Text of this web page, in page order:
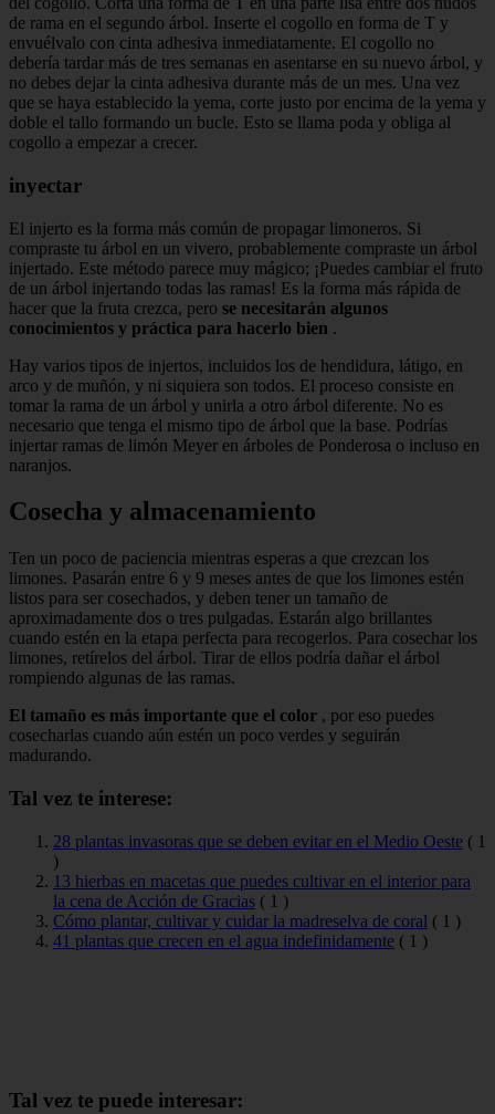
de rama en el segundo árbol. Inserte el cogollo en forma de T y
envuélvalo con cinta adhesiva inmediatamente. El cogollo no
debería tardar más de tres semanas en asentarse en su nuevo árbol, y
no debes dejar la cinta adhesiva durante más de un mes. Una vez
que se haya establecido la yema, corte justo por encima de la yema y
doble el tallo formando un bucle. Esto se llama poda y obliga al
cogollo a empezar a crecer.
inyectar
El injerto es la forma más común de propagar limoneros. Si
compraste tu árbol en un vivero, probablemente compraste un árbol
injertado. Este método parece muy mágico; ¡Puedes cambiar el fruto
de un árbol injertando todas las ramas! Es la forma más rápida de
hacer que la fruta crezca, pero se necesitarán algunos
conocimientos y práctica para hacerlo bien .
Hay varios tipos de injertos, incluidos los de hendidura, látigo, en
arco y de muñón, y ni siquiera son todos. El proceso consiste en
tomar la rama de un árbol y unirla a otro árbol diferente. No es
necesario que tenga el mismo tipo de árbol que la base. Podrías
injertar ramas de limón Meyer en árboles de Ponderosa o incluso en
naranjos.
Cosecha y almacenamiento
Ten un poco de paciencia mientras esperas a que crezcan los
limones. Pasarán entre 6 y 9 meses antes de que los limones estén
listos para ser cosechados, y deben tener un tamaño de
aproximadamente dos o tres pulgadas. Estarán algo brillantes
cuando estén en la etapa perfecta para recogerlos. Para cosechar los
limones, retírelos del árbol. Tirar de ellos podría dañar el árbol
rompiendo algunas de las ramas.
El tamaño es más importante que el color , por eso puedes
cosecharlas cuando aún estén un poco verdes y seguirán
madurando.
Tal vez te interese:
28 plantas invasoras que se deben evitar en el Medio Oeste ( 1
)
13 hierbas en macetas que puedes cultivar en el interior para
la cena de Acción de Gracias ( 1 )
Cómo plantar, cultivar y cuidar la madreselva de coral ( 1 )
41 plantas que crecen en el agua indefinidamente ( 1 )
Tal vez te puede interesar: